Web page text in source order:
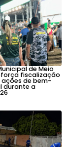
de Meio
fiscalização
de bem-
durante a